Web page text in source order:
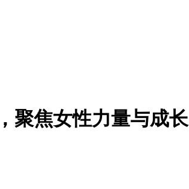
聚焦女性力量与成长